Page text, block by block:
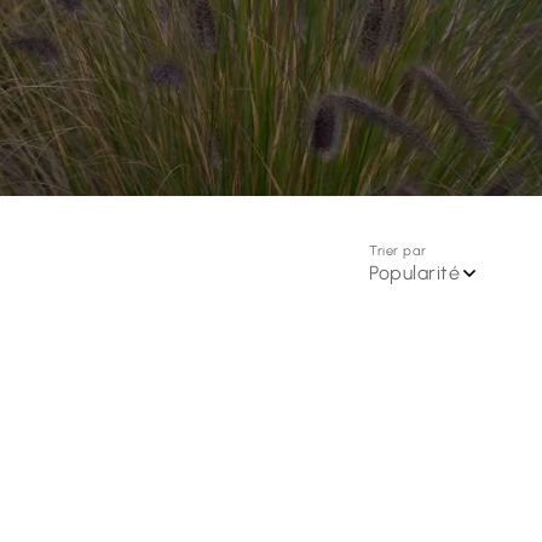
Trier par
Popularité